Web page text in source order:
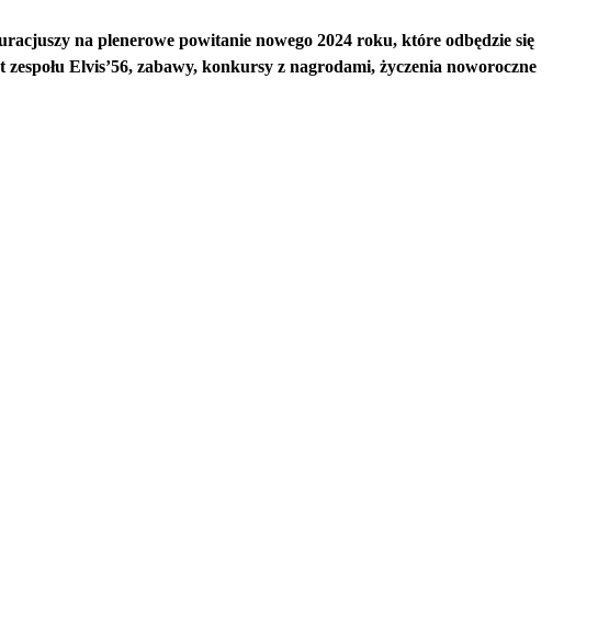
na plenerowe powitanie nowego 2024 roku, które odbędzie się
Elvis’56, zabawy, konkursy z nagrodami, życzenia noworoczne